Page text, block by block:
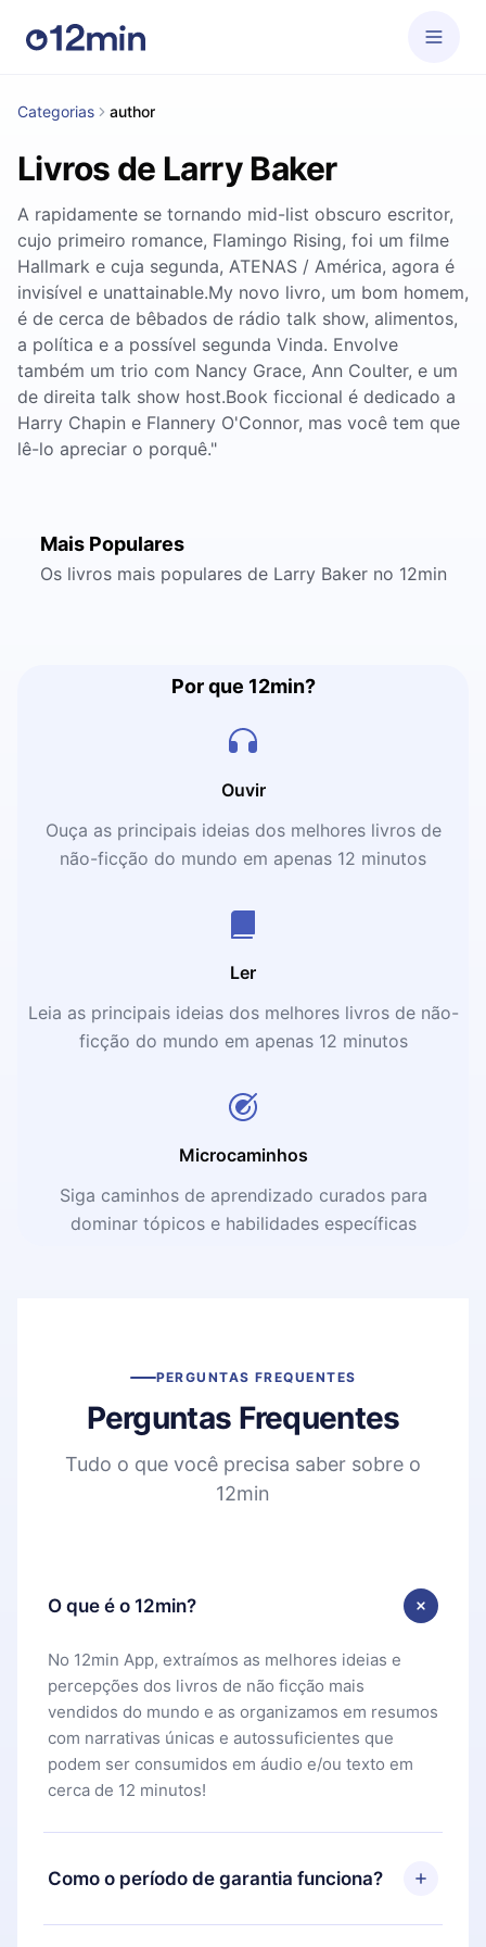
Categorias author
Livros de Larry Baker
A rapidamente se tornando mid-list obscuro escritor,
cujo primeiro romance, Flamingo Rising, foi um filme
Hallmark e cuja segunda, ATENAS / América, agora é
invisível e unattainable.My novo livro, um bom homem,
é de cerca de bêbados de rádio talk show, alimentos,
a política e a possível segunda Vinda. Envolve
também um trio com Nancy Grace, Ann Coulter, e um
de direita talk show host.Book ficcional é dedicado a
Harry Chapin e Flannery O'Connor, mas você tem que
lê-lo apreciar o porquê."
Mais Populares
Os livros mais populares de Larry Baker no 12min
Por que 12min?
Ouvir
Ouça as principais ideias dos melhores livros de
não-ficção do mundo em apenas 12 minutos
Ler
Leia as principais ideias dos melhores livros de não-
ficção do mundo em apenas 12 minutos
Microcaminhos
Siga caminhos de aprendizado curados para
dominar tópicos e habilidades específicas
PERGUNTAS FREQUENTES
Perguntas Frequentes
Tudo o que você precisa saber sobre o
12min
O que é o 12min?
No 12min App, extraímos as melhores ideias e
percepções dos livros de não ficção mais
vendidos do mundo e as organizamos em resumos
com narrativas únicas e autossuficientes que
podem ser consumidos em áudio e/ou texto em
cerca de 12 minutos!
Como o período de garantia funciona?
Você pode baixar nosso aplicativo e começar a